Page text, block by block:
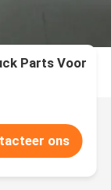
Parts Voor
ons